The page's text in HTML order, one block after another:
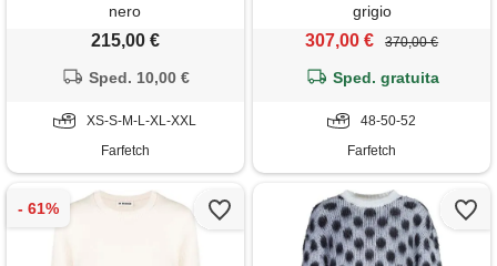
nero
215,00 €
Sped. 10,00 €
XS-S-M-L-XL-XXL
Farfetch
grigio
307,00 € 370,00 €
Sped. gratuita
48-50-52
Farfetch